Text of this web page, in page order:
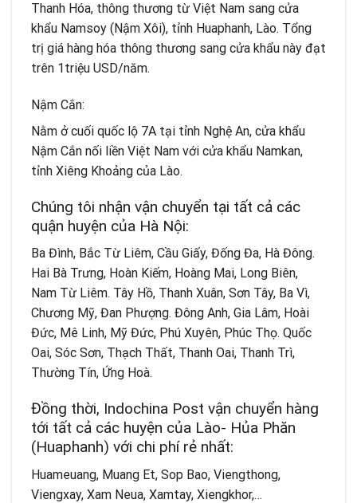
Thanh Hóa, thông thương từ Việt Nam sang cửa
khẩu Namsoy (Nậm Xôi), tỉnh Huaphanh, Lào. Tổng
trị giá hàng hóa thông thương sang cửa khẩu này đạt
trên 1triệu USD/năm.
Nậm Cắn:
Nằm ở cuối quốc lộ 7A tại tỉnh Nghệ An, cửa khẩu
Nậm Cắn nối liền Việt Nam với cửa khẩu Namkan,
tỉnh Xiêng Khoảng của Lào.
Chúng tôi nhận vận chuyển tại tất cả các
quận huyện của Hà Nội:
Ba Đình, Bắc Từ Liêm, Cầu Giấy, Đống Đa, Hà Đông.
Hai Bà Trưng, Hoàn Kiếm, Hoàng Mai, Long Biên,
Nam Từ Liêm. Tây Hồ, Thanh Xuân, Sơn Tây, Ba Vì,
Chương Mỹ, Đan Phượng. Đông Anh, Gia Lâm, Hoài
Đức, Mê Linh, Mỹ Đức, Phú Xuyên, Phúc Thọ. Quốc
Oai, Sóc Sơn, Thạch Thất, Thanh Oai, Thanh Trì,
Thường Tín, Ứng Hoà.
Đồng thời, Indochina Post vận chuyển hàng
tới tất cả các huyện của Lào- Hủa Phăn
(Huaphanh) với chi phí rẻ nhất:
Huameuang, Muang Et, Sop Bao, Viengthong,
Viengxay, Xam Neua, Xamtay, Xiengkhor,…